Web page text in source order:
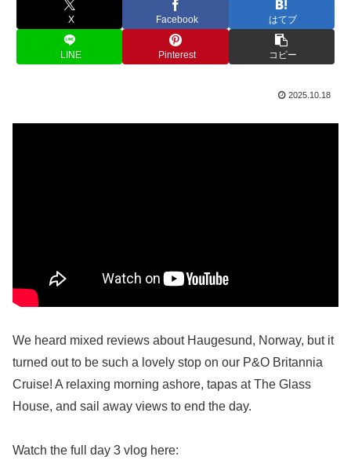
X Facebook はてブ
LINE Pinterest コピー
2025.10.18
We heard mixed reviews about Haugesund, Norway, but it
turned out to be such a lovely stop on our P&O Britannia
Cruise! A relaxing morning ashore, tapas at The Glass
House, and sail away views to end the day.
Watch the full day 3 vlog here: